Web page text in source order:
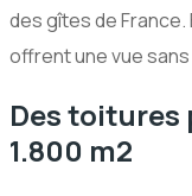
des gîtes de
offrent une vue
Des
1.800 m2